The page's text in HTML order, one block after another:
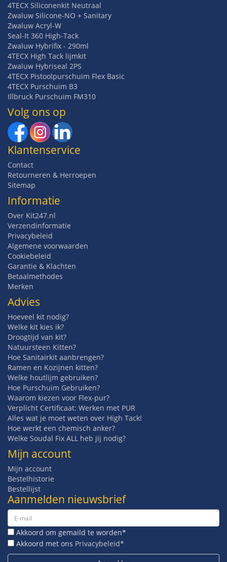
4TECX Siliconenkit Neutraal
Zwaluw Silicone-NO + Sanitary
Zwaluw Acryl-W
Seal-It 360 High-Tack
Zwaluw Hybrifix - 290ml
4TECX High Tack lijmkit
Zwaluw Hybriseal 2PS
4TECX Pistoolpurschuim Flex Basic
4TECX Purschuim B3
Illbruck Purschuim FM310
Volg ons op
Klantenservice
Contact
Retourneren & Herroepen
Sitemap
Informatie
Over Kit247.nl
Verzendinformatie
Privacybeleid
Algemene voorwaarden
Cookiebeleid
Garantie & Klachten
Betaalmethodes
Merken
Advies
Hoeveel kit nodig?
Welke kit kies ik?
Droogtijd van kit?
Natuursteen Kitten?
Hoe Sanitairkit aanbrengen?
Ramen en Kozijnen kitten?
Welke houtlijm gebruiken?
Hoe Purschuim Gebruiken?
Waarom kiezen voor Flex-pur?
Verplicht Certificaat: Werken met PUR
Alles wat je moet weten over High Tack!
Hoe werkt een chemisch anker?
Welke Soudal Fix ALL heb jij nodig?
Mijn account
Mijn account
Bestelhistorie
Bestellijst
Aanmelden nieuwsbrief
Akkoord om gemaild te worden*
Akkoord met ons Privacybeleid*